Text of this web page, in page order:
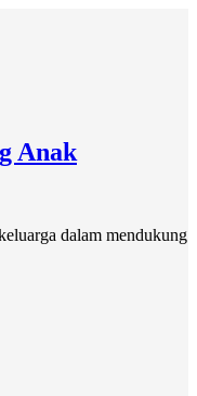
Anak
dalam mendukung